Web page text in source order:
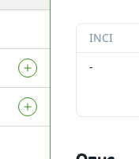
INCI
-